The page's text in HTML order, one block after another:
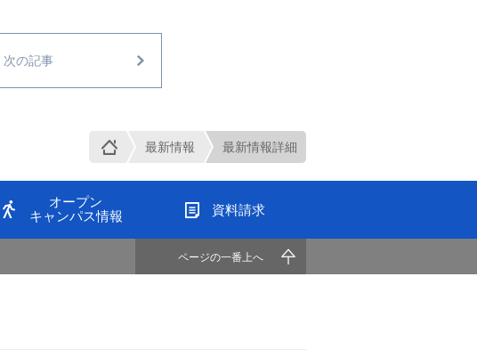
次の記事
最新情報 最新情報詳細
ページの一番上へ
オープン
キャンパス情報
資料請求